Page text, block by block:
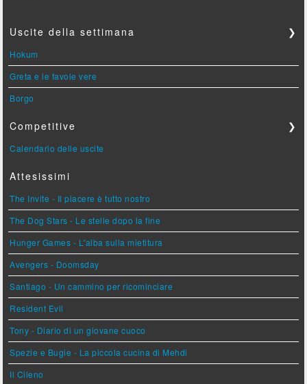
Uscite della settimana ❯
Hokum
Greta e le favole vere
Borgo
Competitive ❯
Calendario delle uscite
Attesissimi
The Invite - Il piacere è tutto nostro
The Dog Stars - Le stelle dopo la fine
Hunger Games - L'alba sulla mietitura
Avengers - Doomsday
Santiago - Un cammino per ricominciare
Resident Evil
Tony - Diario di un giovane cuoco
Spezie e Bugie - La piccola cucina di Mehdi
Il Cileno